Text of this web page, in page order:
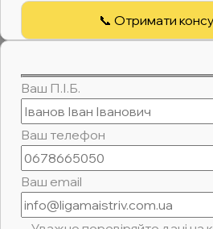
Ваш П.І.Б.
Ваш телефон
Ваш email